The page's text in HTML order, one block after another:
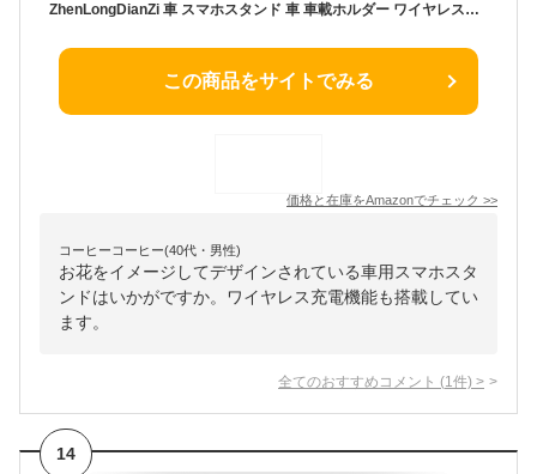
ZhenLongDianZi 車 スマホスタンド 車 車載ホルダー ワイヤレス充電 スマホホルダー 自動開閉 360度回転 縦横向き可能 15W 磁気急速充電器 車載スマホホルダーベース エアコン 吹き出し口 車載用 電話ホルダー 車 (ピンク)
この商品をサイトでみる
価格と在庫をAmazonでチェック >>
コーヒーコーヒー(40代・男性)
お花をイメージしてデザインされている車用スマホスタ
ンドはいかがですか。ワイヤレス充電機能も搭載してい
ます。
全てのおすすめコメント (1 件) >
14